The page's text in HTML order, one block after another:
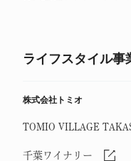
ライフスタイル事
株式会社トミオ
TOMIO VILLAGE
千葉ワイナリー